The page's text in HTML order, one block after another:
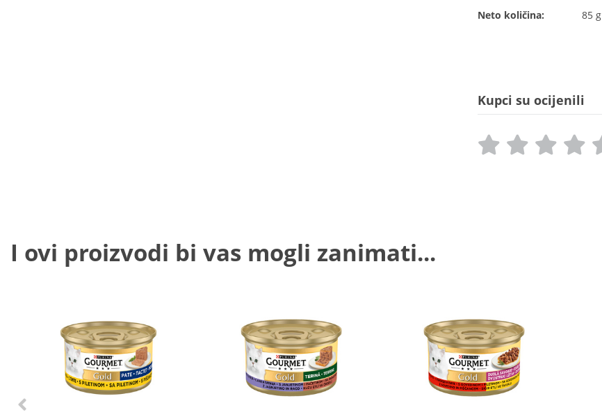
Neto količina:
85 g
Kupci su ocijenili
I ovi proizvodi bi vas mogli zanimati...